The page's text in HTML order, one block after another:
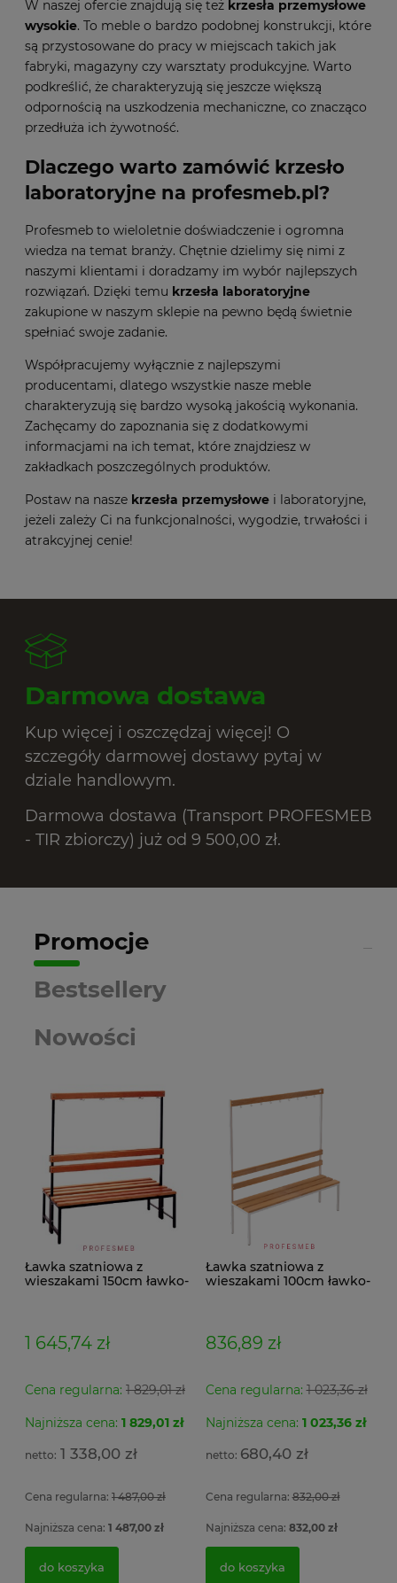
W naszej ofercie znajdują się też krzesła przemysłowe
wysokie. To meble o bardzo podobnej konstrukcji, które
są przystosowane do pracy w miejscach takich jak
fabryki, magazyny czy warsztaty produkcyjne. Warto
podkreślić, że charakteryzują się jeszcze większą
odpornością na uszkodzenia mechaniczne, co znacząco
przedłuża ich żywotność.
Dlaczego warto zamówić krzesło
laboratoryjne na profesmeb.pl?
Profesmeb to wieloletnie doświadczenie i ogromna
wiedza na temat branży. Chętnie dzielimy się nimi z
naszymi klientami i doradzamy im wybór najlepszych
rozwiązań. Dzięki temu krzesła laboratoryjne
zakupione w naszym sklepie na pewno będą świetnie
spełniać swoje zadanie.
Współpracujemy wyłącznie z najlepszymi
producentami, dlatego wszystkie nasze meble
charakteryzują się bardzo wysoką jakością wykonania.
Zachęcamy do zapoznania się z dodatkowymi
informacjami na ich temat, które znajdziesz w
zakładkach poszczególnych produktów.
Postaw na nasze krzesła przemysłowe i laboratoryjne,
jeżeli zależy Ci na funkcjonalności, wygodzie, trwałości i
atrakcyjnej cenie!
Darmowa dostawa
Kup więcej i oszczędzaj więcej! O
szczegóły darmowej dostawy pytaj w
dziale handlowym.
Darmowa dostawa (Transport PROFESMEB
- TIR zbiorczy) już od 9 500,00 zł.
Promocje
Nowości
Bestsellery
Ławka szatniowa z
wieszakami 150cm ławko-
1 645,74 zł
Cena regularna: 1 829,01 zł
Najniższa cena: 1 829,01 zł
1 338,00 zł
Cena regularna: 1 487,00 zł
Najniższa cena: 1 487,00 zł
do koszyka
Ławka szatniowa z
wieszakami 100cm ławko-
836,89 zł
Cena regularna:1 023,36 zł
Najniższa cena: 1 023,36 zł
680,40 zł
Cena regularna:832,00 zł
Najniższa cena: 832,00 zł
do koszyka